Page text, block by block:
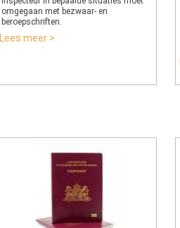
omgegaan met bezwaar- en
beroepschriften.
Lees meer >